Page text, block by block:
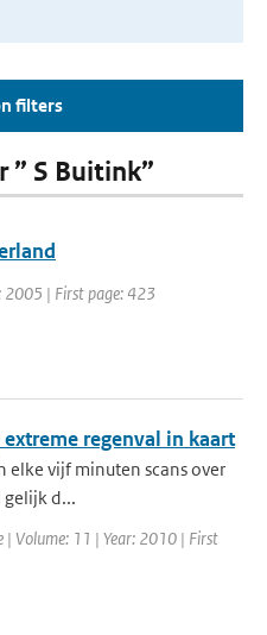
filters
” S Buitink”
2005 | First page: 423
regenval in kaart
elke vijf minuten scans over
gelijk d...
| Volume: 11 | Year: 2010 | First